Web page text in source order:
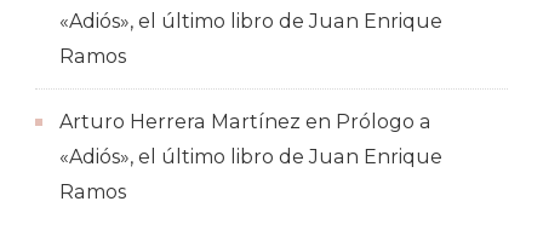
«Adiós», el último libro de Juan Enrique
Ramos
Arturo Herrera Martínez en Prólogo a
«Adiós», el último libro de Juan Enrique
Ramos